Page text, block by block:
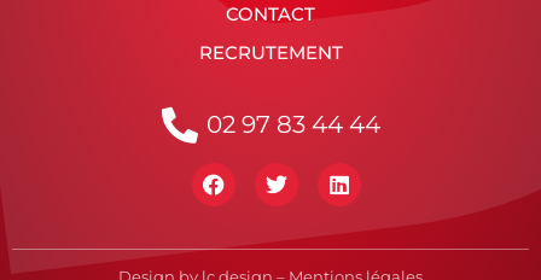
CONTACT
RECRUTEMENT
02 97 83 44 44